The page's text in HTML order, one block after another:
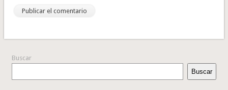
Buscar
Buscar